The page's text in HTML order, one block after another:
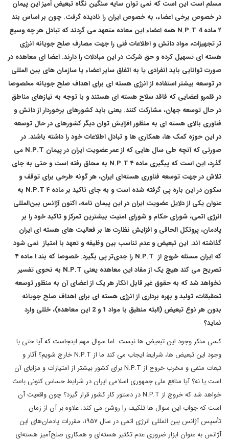
مسلم است این است که نمی توان سایه سنگین نگاه تبعیض آمیز این پیمان
در خصوص برخی اعضاء، به خصوص ایران را نادیده گرفت. چون بر اساس بند
۲ ماده 4 N.P.T همه اعضاء این معاده متعهد می گردند که تبادل هر چه وسیع
تر تجهیزات، مواد دانش و اطلاعات فنی را جهت مصارف صلح جویانه انرژی
هسته ای تسهیل کرده و حق شرکت در این مبادلات را دارند. اعضا ای معاهده در
صورت توانایی باید انفرادی یا به اتفاق سایر اعضاء یا سازمان های بین المللی
در توسعه بیشتر استفاده از انرژی هسته ای برای اهداف صلح جویانه مخصوصا
در قلمرو اعضایی که فاقد سلاح هسته ای هستند و با توجه به نیازهای مناطق
در حال توسعه جهان، مشارکت کنند. یعنی باید کشورهای برخوردار از دانش و
فناوری بالای هسته ای به منظور افزایش توان دیگر کشورهای در حال توسعه
در این حوزه کمک ها، همکاری ها و تبادل اطلاعات خود را داشته باشند. در
صورتی که آنچه طی سال هایی که از عمر عضویت ایران در پیمان N.P.T می
گذرد، این است که پیگیری ماده ۴ N.P.T به محاق رفته است و حتی به جای
تلاش در جهت توسعه فناوری هسته‌ای ایران، هر گونه طرحی برای توقف و
سکون در این باره پی گرفته شده است و به جای تاکید بر ماده ۴ N.P.T به
عنوان یکی از دلایل عضویت ایران در این پیمان نامه، اکنون آژانس بین‌المللی
انرژی اتمی، شورای حکام و شورای امنیت بیشترین تمرکز و تاکید خود را بر
پادمان، پروتکل الحاقی و افزایش نظارت ها بر فعالیت های هسته ای ایران
گذاشته اند. این تبعیض و عدم تناسب بین وظیفه و تعهد با امتیاز نمی شود
که ایران مسئله خروج از N.P.T را جدی‌تر پی بگیرد. خصوصا که بند ۱ ماده ۴
تصریح می کند هیچ یک از مفاد این معاهده یعنی N.P.T به نحوی تفسیر
نخواهد شد که به حقوق غیر قابل انکار هر یک از اعضای آن به منظور توسعه
تحقیقات، تولید و بهره برداری از انرژی هسته ای برای اهداف صلح جویانه
بدون هر نوع تبعیض (البته منطبق با مواد 1 و 2 این معاهده)، خللی وارد
نماید؟
کسی منکر وجود این تبعیض ها نیست. اما سوال مهم اینجاست که آیا حتی با
وجود این تبعیض ها، شرایط ایجاب می کند ما از N.P.T خارج شویم؟ آثار و
تبعات منفی و مخرب خروج از N.P.T برای کشور بیشتر از امتیازات و مزایای آن
است یا نه؟ آیا منافع ملی جمهوری اسلامی ایران در شرایط حساس کنونی باعث
خواهد شد که خروج از N.P.T در دستور کار کشور قرار گیرد؟ چون واقعیت آن
است که جواب این سوال ها تلکیف را روشن می کند. علاوه بر آن از زمان
تأسیس آژانس بین المللی انرژی اتمی در سال ۱۹۵۷، مقررات پادمان‌های این
آژانس به عنوان ابزار ضروری عدم تکثیر هسته‌ای و همکاری صلح‌آمیز هسته‌ای